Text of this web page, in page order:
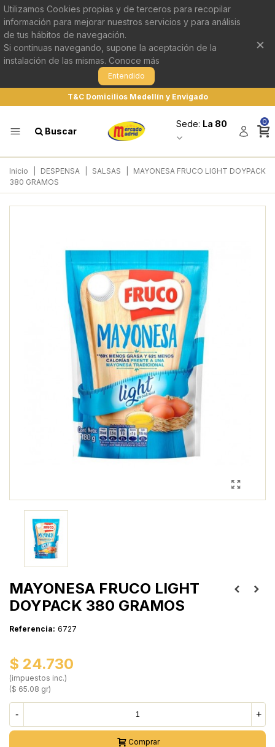
Utilizamos Cookies propias y de terceros para recopilar
información para mejorar nuestros servicios y para análisis
de tus hábitos de navegación.
Si continuas navegando, supone la aceptación de la
instalación de las mismas. Conoce más
Entendido
×
T&C Domicilios Medellín y Envigado
Buscar
Sede: La 80 0
Inicio DESPENSA SALSAS
MAYONESA FRUCO LIGHT DOYPACK
380 GRAMOS
MAYONESA FRUCO LIGHT
DOYPACK 380 GRAMOS
Referencia: 6727
$ 24.730
(impuestos inc.)
($ 65.08 gr)
- +
Comprar